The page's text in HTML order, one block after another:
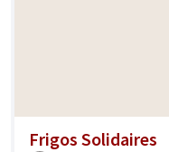
Frigos Solidaires